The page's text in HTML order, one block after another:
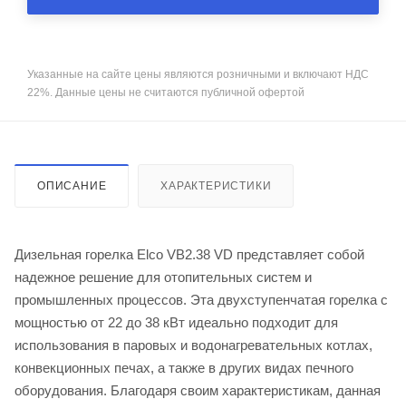
Указанные на сайте цены являются розничными и включают НДС
22%. Данные цены не считаются публичной офертой
ОПИСАНИЕ ХАРАКТЕРИСТИКИ
Дизельная горелка Elco VB2.38 VD представляет собой
надежное решение для отопительных систем и
промышленных процессов. Эта двухступенчатая горелка с
мощностью от 22 до 38 кВт идеально подходит для
использования в паровых и водонагревательных котлах,
конвекционных печах, а также в других видах печного
оборудования. Благодаря своим характеристикам, данная